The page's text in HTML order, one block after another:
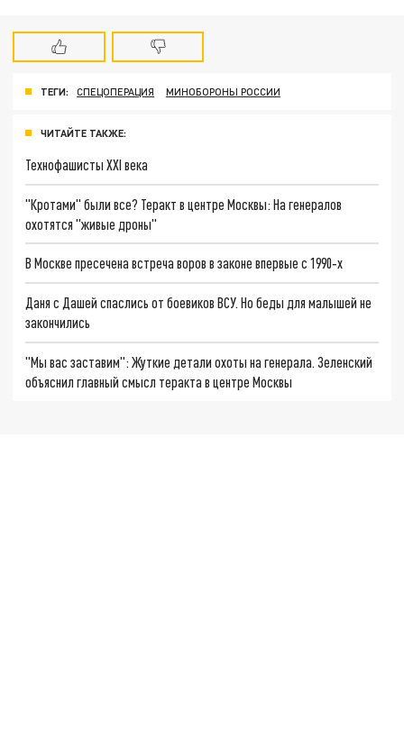
ТЕГИ: СПЕЦОПЕРАЦИЯ МИНОБОРОНЫ РОССИИ
ЧИТАЙТЕ ТАКЖЕ:
Технофашисты XXI века
"Кротами" были все? Теракт в центре Москвы: На генералов
охотятся "живые дроны"
В Москве пресечена встреча воров в законе впервые с 1990‑х
Даня с Дашей спаслись от боевиков ВСУ. Но беды для малышей не
закончились
"Мы вас заставим": Жуткие детали охоты на генерала. Зеленский
объяснил главный смысл теракта в центре Москвы